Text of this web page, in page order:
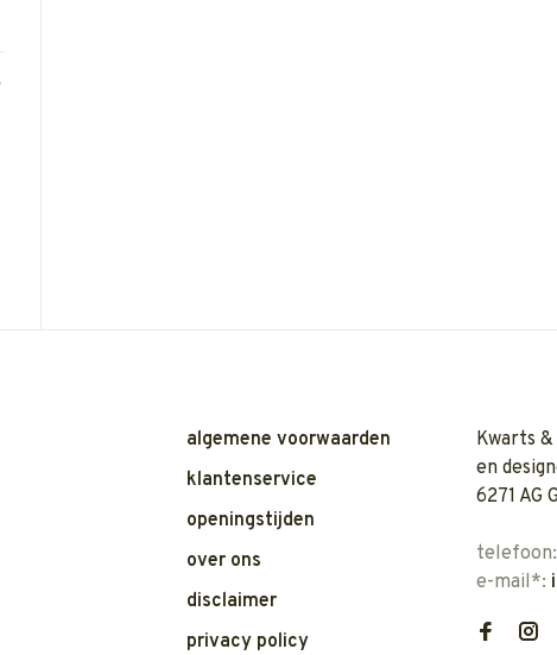
algemene voorwaarden
klantenservice
openingstijden
over ons
disclaimer
privacy policy
Kwarts
en
6271 AG
telefoon:
e-mail*: